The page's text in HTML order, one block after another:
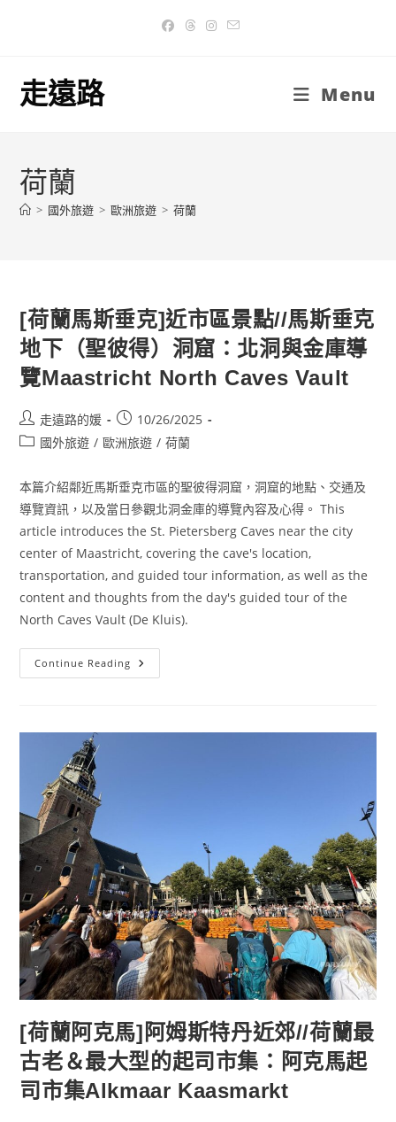
走遠路 Menu
荷蘭
> 國外旅遊 > 歐洲旅遊 > 荷蘭
[荷蘭馬斯垂克]近市區景點//馬斯垂克
地下（聖彼得）洞窟：北洞與金庫導
覽Maastricht North Caves Vault
Post
author:
走遠路的媛
Post
published:
10/26/2025
Post國外旅遊 / 歐洲旅遊 / 荷蘭
本篇介紹鄰近馬斯垂克市區的聖彼得洞窟，洞窟的地點、交通及
導覽資訊，以及當日參觀北洞金庫的導覽內容及心得。 This
article introduces the St. Pietersberg Caves near the city
center of Maastricht, covering the cave's location,
transportation, and guided tour information, as well as the
content and thoughts from the day's guided tour of the
North Caves Vault (De Kluis).
Continue Reading [荷
蘭
近
地
下
（聖
彼
得）
洞
窟：
北
洞
與
金
庫
導
Maastricht
North
Caves
Vault
[荷蘭阿克馬]阿姆斯特丹近郊//荷蘭最
古老＆最大型的起司市集：阿克馬起
司市集Alkmaar Kaasmarkt